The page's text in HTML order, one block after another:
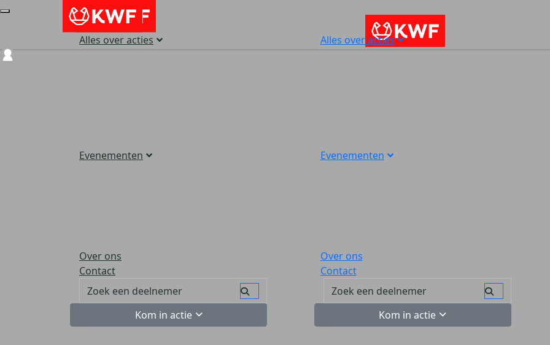
Alles over acties
Evenementen
Over ons
Contact
Kom in actie
Alles over acties
Evenementen
Over ons
Contact
Kom in actie